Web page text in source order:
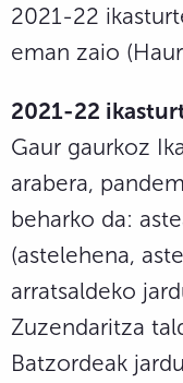
2021-22
eman zaio
2021-22
Gaur gaurkoz
arabera,
beharko da:
(astelehena,
arratsaldeko
Zuzendaritza
Batzordeak